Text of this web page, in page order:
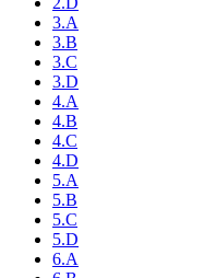
3.A
3.B
3.C
3.D
4.A
4.B
4.C
4.D
5.A
5.B
5.C
5.D
6.A